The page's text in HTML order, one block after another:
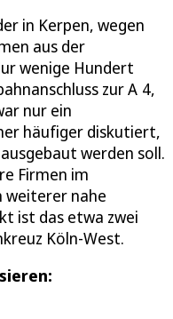
in Kerpen, wegen
aus der
wenige Hundert
zur A 4,
nur ein
häufiger diskutiert,
werden soll.
Firmen im
weiterer nahe
ist das etwa zwei
Köln-West.